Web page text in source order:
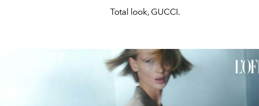
Total look, GUCCI.